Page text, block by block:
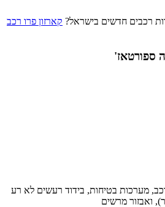
רכבים חדשים בישראל? קארזון פרו רכב
ספורטאז'
מערכות בטיחות, בידוד רעשים לא רע
ואבזור מרשים